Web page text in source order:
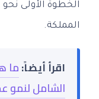
الخطوة الأولى
المملكة.
اقرأ أيضاً:ما
الشامل لنمو